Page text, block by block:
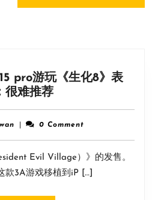
post:
pro游玩《生化8》表
很难推荐数
毛
社
iPhone15
pro
游
玩
aiwan 0 Comment
Evil Village）》的发售。
款3A游戏移植到iP […]